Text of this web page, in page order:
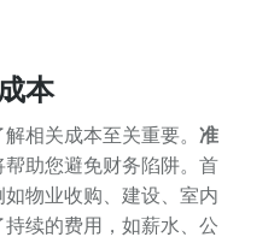
本
相关成本至关重要。 准
帮助您避免财务陷阱。首
物业收购、建设、室内
续的费用，如薪水、公